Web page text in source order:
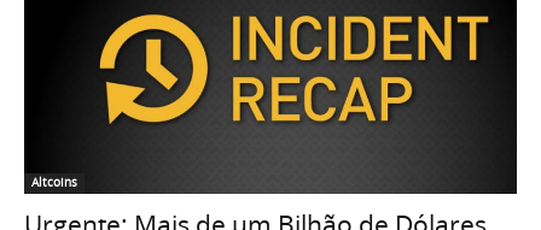
Altcoins